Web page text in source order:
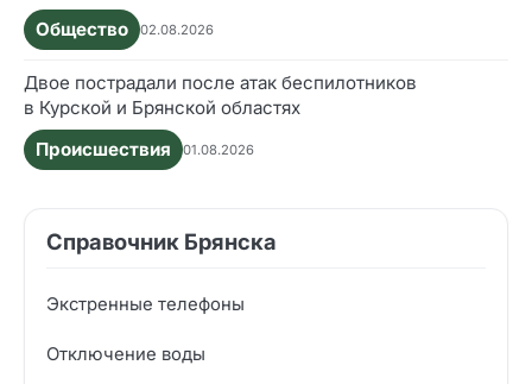
Общество
02.08.2026
Двое пострадали после атак беспилотников
в Курской и Брянской областях
Происшествия
01.08.2026
Справочник Брянска
Экстренные телефоны
Отключение воды